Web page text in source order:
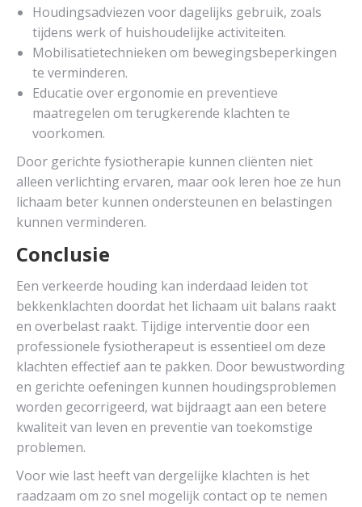
Houdingsadviezen voor dagelijks gebruik, zoals
tijdens werk of huishoudelijke activiteiten.
Mobilisatietechnieken om bewegingsbeperkingen
te verminderen.
Educatie over ergonomie en preventieve
maatregelen om terugkerende klachten te
voorkomen.
Door gerichte fysiotherapie kunnen cliënten niet
alleen verlichting ervaren, maar ook leren hoe ze hun
lichaam beter kunnen ondersteunen en belastingen
kunnen verminderen.
Conclusie
Een verkeerde houding kan inderdaad leiden tot
bekkenklachten doordat het lichaam uit balans raakt
en overbelast raakt. Tijdige interventie door een
professionele fysiotherapeut is essentieel om deze
klachten effectief aan te pakken. Door bewustwording
en gerichte oefeningen kunnen houdingsproblemen
worden gecorrigeerd, wat bijdraagt aan een betere
kwaliteit van leven en preventie van toekomstige
problemen.
Voor wie last heeft van dergelijke klachten is het
raadzaam om zo snel mogelijk contact op te nemen